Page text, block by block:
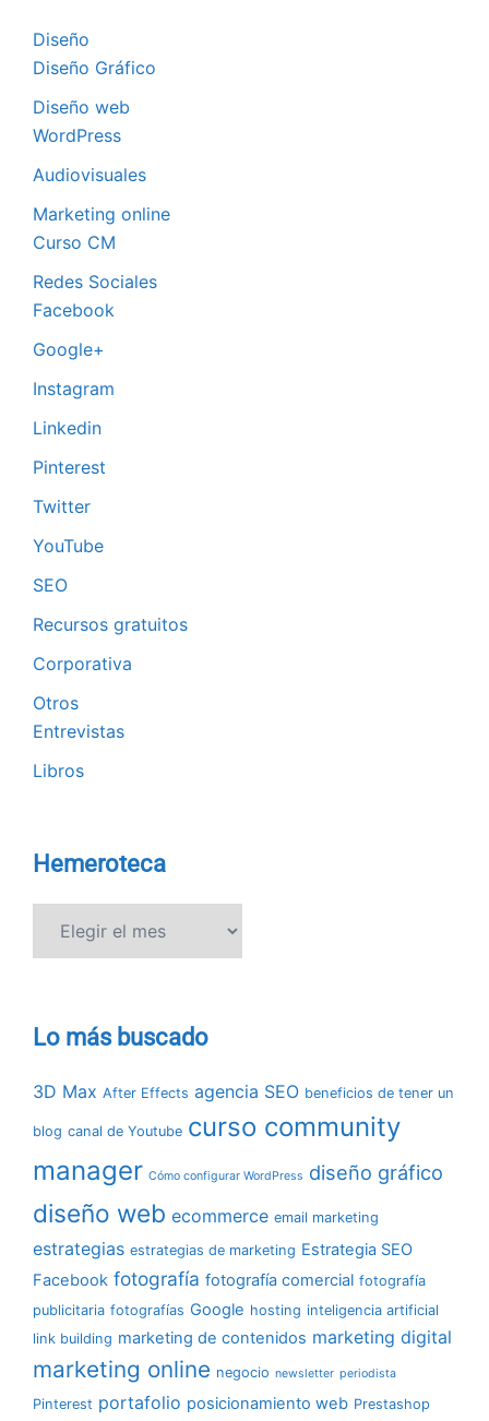
Diseño
Diseño Gráfico
Diseño web
WordPress
Audiovisuales
Marketing online
Curso CM
Redes Sociales
Facebook
Google+
Instagram
Linkedin
Pinterest
Twitter
YouTube
SEO
Recursos gratuitos
Corporativa
Otros
Entrevistas
Libros
Hemeroteca
Lo más buscado
3D Max After Effects agencia SEO beneficios de tener un
blog canal de Youtube curso community
manager Cómo configurar WordPress diseño gráfico
diseño web ecommerce email marketing
estrategias estrategias de marketing Estrategia SEO
Facebook fotografía fotografía comercial fotografía
publicitaria fotografías Google hosting inteligencia artificial
link building marketing de contenidos marketing digital
marketing online negocio newsletter periodista
Pinterest portafolio posicionamiento web Prestashop